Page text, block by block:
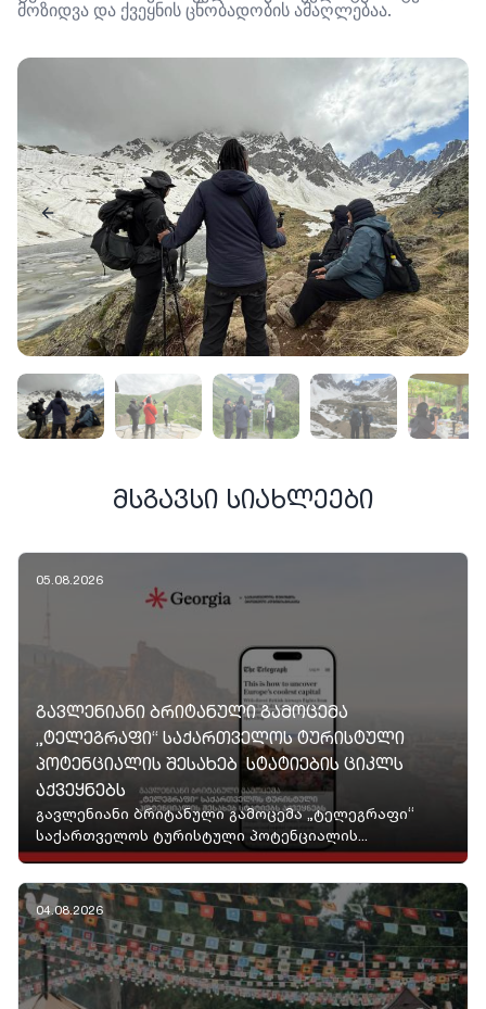
მოზიდვადა ქვეყნისცნობადობისამაღლებაა.
ᲛᲡᲒᲐᲕᲡᲘ ᲡᲘᲐᲮᲚᲔᲔᲑᲘ
05.08.2026
ᲒᲐᲕᲚᲔᲜᲘᲐᲜᲘ ᲑᲠᲘᲢᲐᲜᲣᲚᲘ ᲒᲐᲛᲝᲪᲔᲛᲐ
„ᲢᲔᲚᲔᲒᲠᲐᲤᲘ“ ᲡᲐᲥᲐᲠᲗᲕᲔᲚᲝᲡ ᲢᲣᲠᲘᲡᲢᲣᲚᲘ
ᲞᲝᲢᲔᲜᲪᲘᲐᲚᲘᲡ ᲨᲔᲡᲐᲮᲔᲑ ᲡᲢᲐᲢᲘᲔᲑᲘᲡ ᲪᲘᲙᲚᲡ
ᲐᲥᲕᲔᲧᲜᲔᲑᲡ
გავლენიანი ბრიტანული გამოცემა „ტელეგრაფი“
საქართველოს ტურისტული პოტენციალის...
04.08.2026